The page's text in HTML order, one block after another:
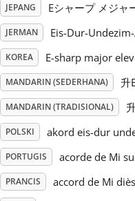
Tiếng Việt
Türkçe
简体中文
繁體中文
JEPANG Eシャープ メジャ
JERMAN Eis-Dur-
KOREA E-sharp major
MANDARIN (SEDERHANA) 升
MANDARIN (TRADISIONAL)
POLSKI akord eis-dur
PORTUGIS acorde de Mi
PRANCIS accord de Mi